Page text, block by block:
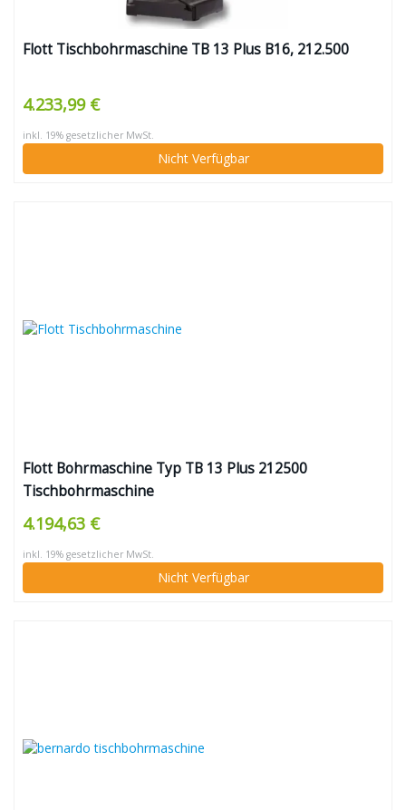
Flott Tischbohrmaschine TB 13 Plus B16, 212.500
4.233,99 €
inkl. 19% gesetzlicher MwSt.
Nicht Verfügbar
Flott Bohrmaschine Typ TB 13 Plus 212500
Tischbohrmaschine
4.194,63 €
inkl. 19% gesetzlicher MwSt.
Nicht Verfügbar